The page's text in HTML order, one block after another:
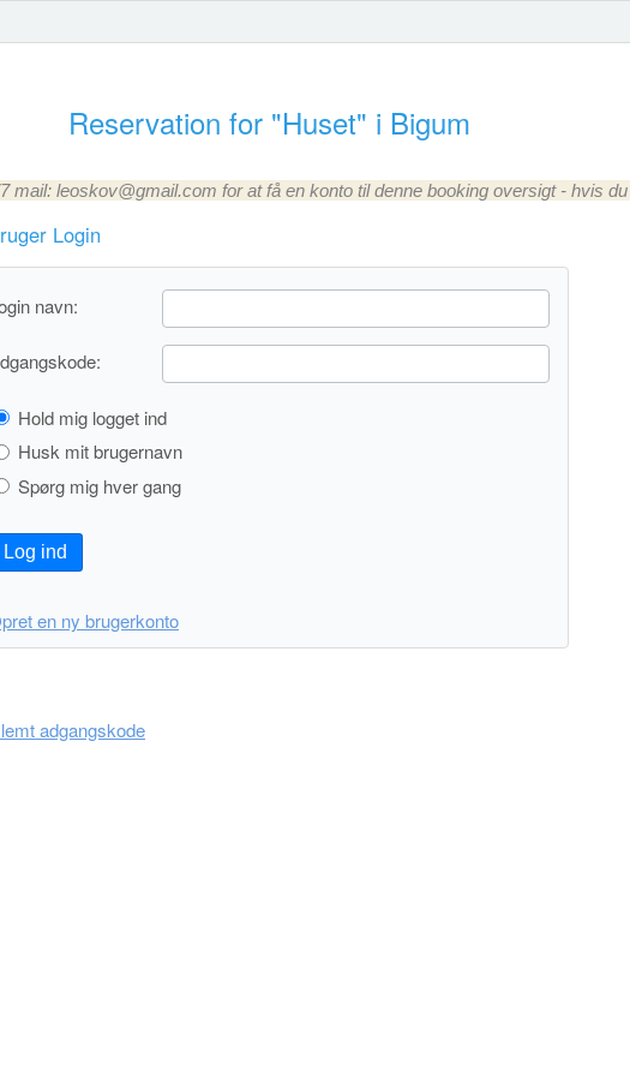
Reservation for "Huset" i Bigum
mail: leoskov@gmail.com for at få en konto til denne booking oversigt - hvis
Login
navn:
Hold mig logget ind
Husk mit brugernavn
Spørg mig hver gang
Log ind
en ny brugerkonto
adgangskode